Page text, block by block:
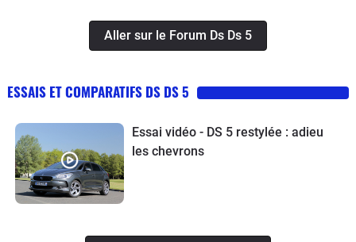
Aller sur le Forum Ds Ds 5
ESSAIS ET COMPARATIFS DS DS 5
Essai vidéo - DS 5 restylée : adieu
les chevrons